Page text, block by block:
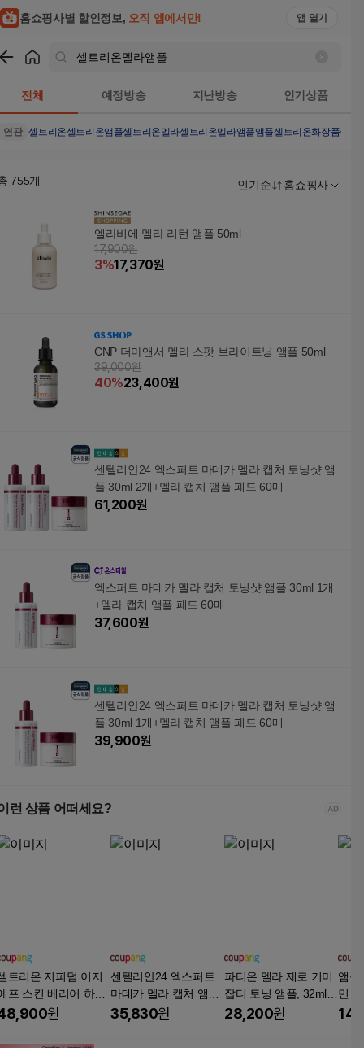
홈쇼핑사별 할인정보, 오직 앱에서만! 앱 열기
전체 예정방송 지난방송 인기상품
연관 셀트리온셀트리온앰플셀트리온멜라셀트리온멜라앰플앰플셀트리온화장품셀트
755개 인기순 홈쇼핑사
엘라비에 멜라 리턴 앰플 50ml
17,900원
3%17,370원
CNP 더마앤서 멜라 스팟 브라이트닝 앰플 50ml
39,000원
40%23,400원
센텔리안24 엑스퍼트 마데카 멜라 캡처 토닝샷 앰
플 30ml 2개+멜라 캡처 앰플 패드 60매
61,200원
엑스퍼트 마데카 멜라 캡처 토닝샷 앰플 30ml 1개
+멜라 캡처 앰플 패드 60매
37,600원
센텔리안24 엑스퍼트 마데카 멜라 캡처 토닝샷 앰
플 30ml 1개+멜라 캡처 앰플 패드 60매
39,900원
런 상품 어떠세요?
트리온 지피덤 이지
프 스킨 베리어 하이
로 앰플, 2개, 30ml
원
센텔리안24 엑스퍼트
마데카 멜라 캡처 앰플
알엑스 30ml x 2p + 7m
35,830원
파티온 멜라 제로 기미
잡티 토닝 앰플, 32ml,
1개
28,200원
앰플
민